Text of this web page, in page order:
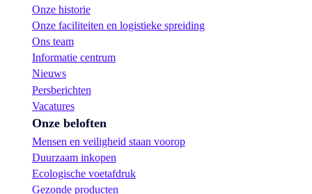
Onze historie
Onze faciliteiten en logistieke spreiding
Ons team
Informatie centrum
Nieuws
Persberichten
Vacatures
Onze beloften
Mensen en veiligheid staan voorop
Duurzaam inkopen
Ecologische voetafdruk
Gezonde producten